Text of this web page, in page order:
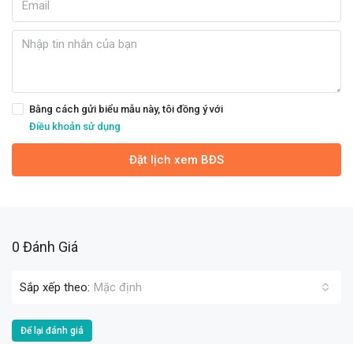
Bằng cách gửi biểu mẫu này, tôi đồng ý với
Điều khoản sử dụng
Đặt lịch xem BĐS
0 Đánh Giá
Sắp xếp theo: Mặc định
Để lại đánh giá